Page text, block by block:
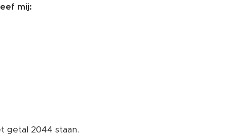
mij:
getal 2044 staan.